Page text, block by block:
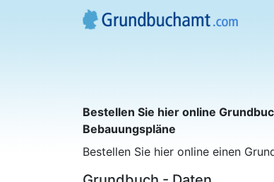
Bestellen Sie hier online
Bebauungspläne
Bestellen Sie hier online einen